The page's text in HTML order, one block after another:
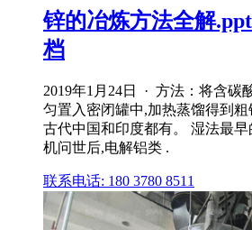
锌的冶炼方法全解
档
2019年1月24日 · 方法：将含碳
匀置入密闭罐中,加热蒸馏得到
古代中国和印度都有。 湿法最
机问世后,电解铝类 .
联系电话: 180 3780 8511